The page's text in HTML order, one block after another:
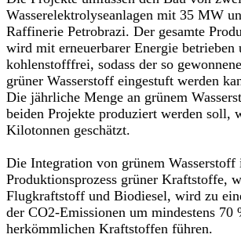
Wasserelektrolyseanlagen mit 35 MW
Raffinerie Petrobrazi. Der gesamte
wird mit erneuerbarer Energie betrieben
kohlenstofffrei, sodass der so
grüner Wasserstoff eingestuft werden
Die jährliche Menge an grünem
beiden Projekte produziert werden soll,
Kilotonnen geschätzt.
Die Integration von grünem Wasserstoff
Produktionsprozess grüner Kraftstoffe,
Flugkraftstoff und Biodiesel, wird zu
der CO2-Emissionen um mindestens 70
herkömmlichen Kraftstoffen führen.